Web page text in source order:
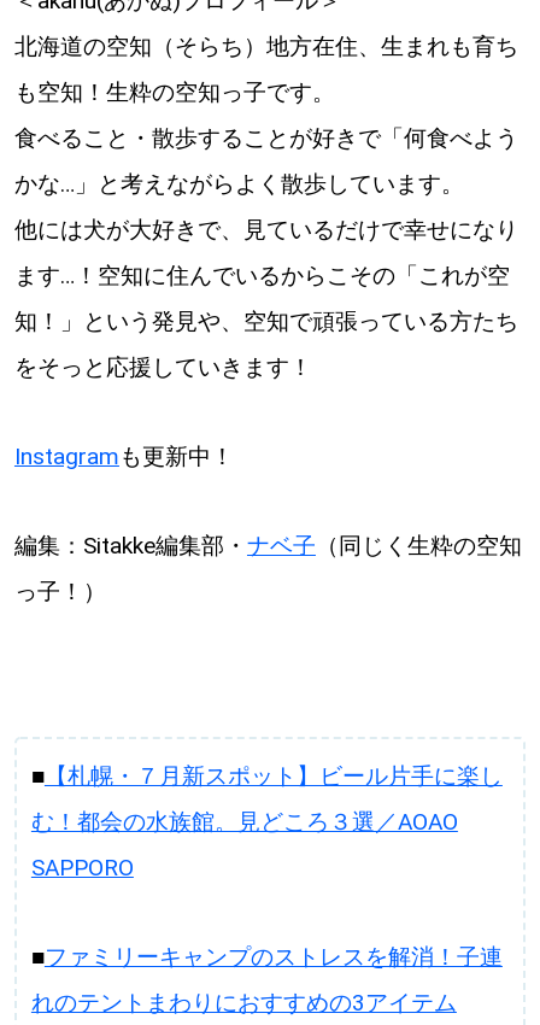
北海道の空知（そらち）地方在住、生まれも育ち
も空知！生粋の空知っ子です。
食べること・散歩することが好きで「何食べよう
かな…」と考えながらよく散歩しています。
他には犬が大好きで、見ているだけで幸せになり
ます…！空知に住んでいるからこその「これが空
知！」という発見や、空知で頑張っている方たち
をそっと応援していきます！
Instagramも更新中！
編集：Sitakke編集部・ ナベ子 （同じく生粋の空知
っ子！）
■【札幌・７月新スポット】ビール片手に楽し
む！都会の水族館。見どころ３選／AOAO
SAPPORO
■ファミリーキャンプのストレスを解消！子連
れのテントまわりにおすすめの3アイテム